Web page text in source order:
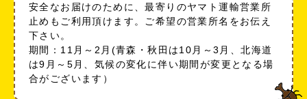
安全なお届けのために、最寄りのヤマト運輸営業所
止めもご利用頂けます。ご希望の営業所名をお伝え
下さい。
期間：11月～2月(青森・秋田は10月～3月、北海道
は9月～5月、気候の変化に伴い期間が変更となる場
合がございます）